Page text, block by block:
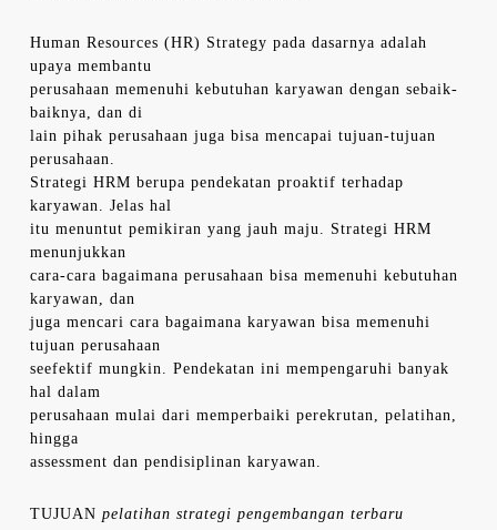
Human Resources (HR) Strategy pada dasarnya adalah
upaya membantu
perusahaan memenuhi kebutuhan karyawan dengan sebaik-
baiknya, dan di
lain pihak perusahaan juga bisa mencapai tujuan-tujuan
perusahaan.
Strategi HRM berupa pendekatan proaktif terhadap
karyawan. Jelas hal
itu menuntut pemikiran yang jauh maju. Strategi HRM
menunjukkan
cara-cara bagaimana perusahaan bisa memenuhi kebutuhan
karyawan, dan
juga mencari cara bagaimana karyawan bisa memenuhi
tujuan perusahaan
seefektif mungkin. Pendekatan ini mempengaruhi banyak
hal dalam
perusahaan mulai dari memperbaiki perekrutan, pelatihan,
hingga
assessment dan pendisiplinan karyawan.
TUJUAN pelatihan strategi pengembangan terbaru